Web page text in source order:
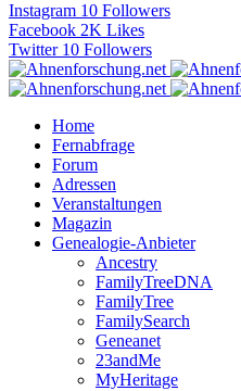
Instagram 10 Followers
Facebook 2K Likes
Twitter 10 Followers
Home
Fernabfrage
Forum
Adressen
Veranstaltungen
Magazin
Genealogie-Anbieter
Ancestry
FamilyTreeDNA
FamilyTree
FamilySearch
Geneanet
23andMe
MyHeritage